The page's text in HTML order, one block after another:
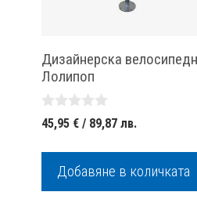
Дизайнерска
Лолипоп
0
o
t
5
45,95 €/ 89,87 лв.
Добавяне в количката